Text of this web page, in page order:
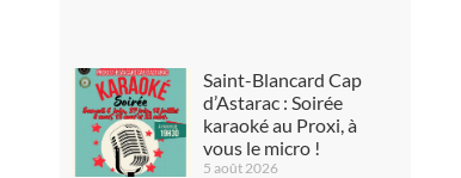
Saint-Blancard Cap
d’Astarac : Soirée
karaoké au Proxi, à
vous le micro !
5 août 2026